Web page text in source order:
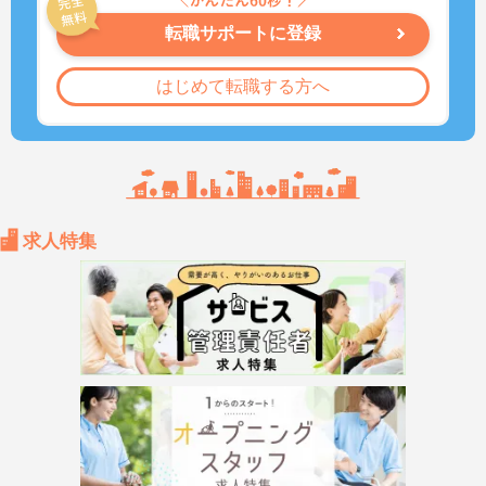
転職サポートに登録
はじめて転職する方へ
求人特集